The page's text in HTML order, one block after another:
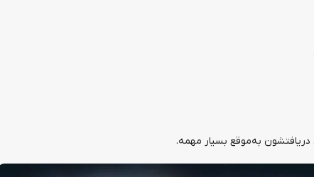
به‌موقع بسیار مهمه.